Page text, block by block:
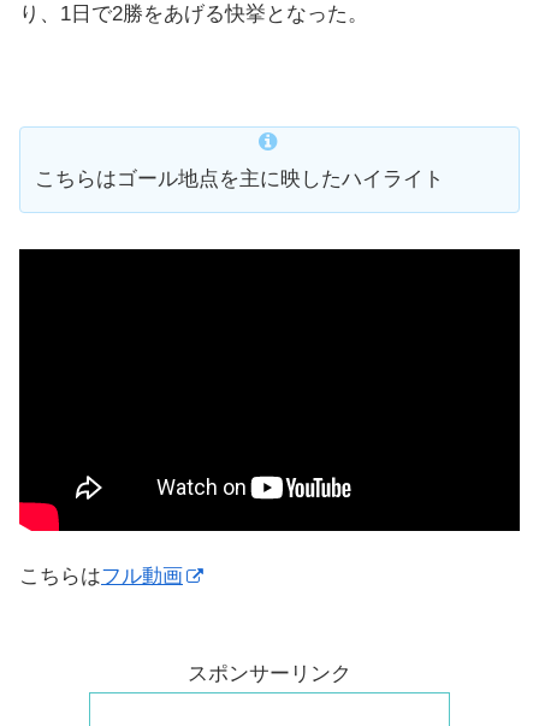
り、1日で2勝をあげる快挙となった。
こちらはゴール地点を主に映したハイライト
こちらはフル動画
スポンサーリンク